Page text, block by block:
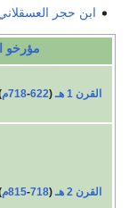
ابن حجر
مؤرخو
القرن 1 هـ (
622
-718م
القرن 2 هـ (
718
-815م